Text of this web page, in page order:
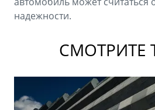
надежности.
СМОТРИТЕ